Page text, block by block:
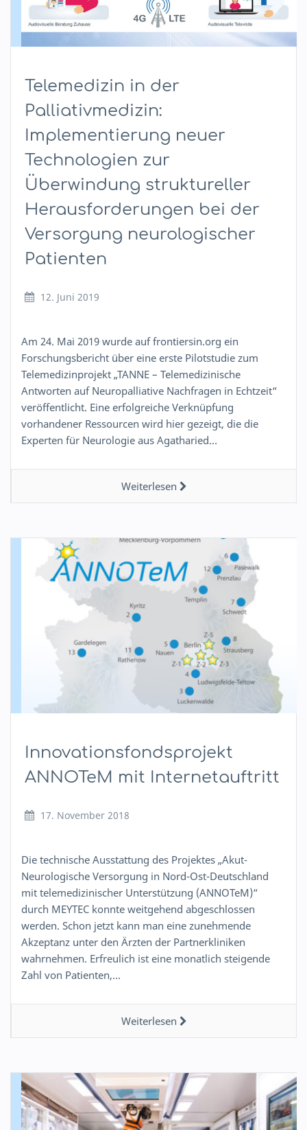
Telemedizin in der
Palliativmedizin:
Implementierung neuer
Technologien zur
Überwindung struktureller
Herausforderungen bei der
Versorgung neurologischer
Patienten
12. Juni 2019
Am 24. Mai 2019 wurde auf frontiersin.org ein
Forschungsbericht über eine erste Pilotstudie zum
Telemedizinprojekt „TANNE – Telemedizinische
Antworten auf Neuropalliative Nachfragen in Echtzeit“
veröffentlicht. Eine erfolgreiche Verknüpfung
vorhandener Ressourcen wird hier gezeigt, die die
Experten für Neurologie aus Agatharied…
Weiterlesen
Innovationsfondsprojekt
ANNOTeM mit Internetauftritt
17. November 2018
Die technische Ausstattung des Projektes „Akut-
Neurologische Versorgung in Nord-Ost-Deutschland
mit telemedizinischer Unterstützung (ANNOTeM)“
durch MEYTEC konnte weitgehend abgeschlossen
werden. Schon jetzt kann man eine zunehmende
Akzeptanz unter den Ärzten der Partnerkliniken
wahrnehmen. Erfreulich ist eine monatlich steigende
Zahl von Patienten,…
Weiterlesen